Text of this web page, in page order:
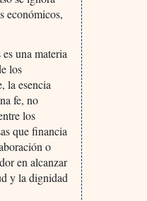
económicos,
una materia
los
la esencia
fe, no
los
que financia
o
en alcanzar
y la dignidad